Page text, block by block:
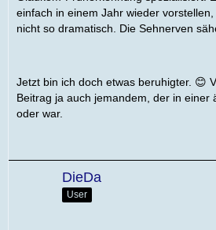
einfach in einem Jahr wieder
nicht so dramatisch. Die Sehnerven
Jetzt bin ich doch etwas beruhigter. 😊
Beitrag ja auch jemandem, der in einer
oder war.
DieDa
User